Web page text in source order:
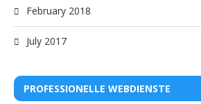
February 2018
July 2017
PROFESSIONELLE WEBDIENSTE